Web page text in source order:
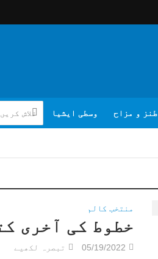
طنز و مزاح وسطی ایشیا
منتخب کالم
خطوط کی آخری
05/19/2022 تبصرہ لکھیے